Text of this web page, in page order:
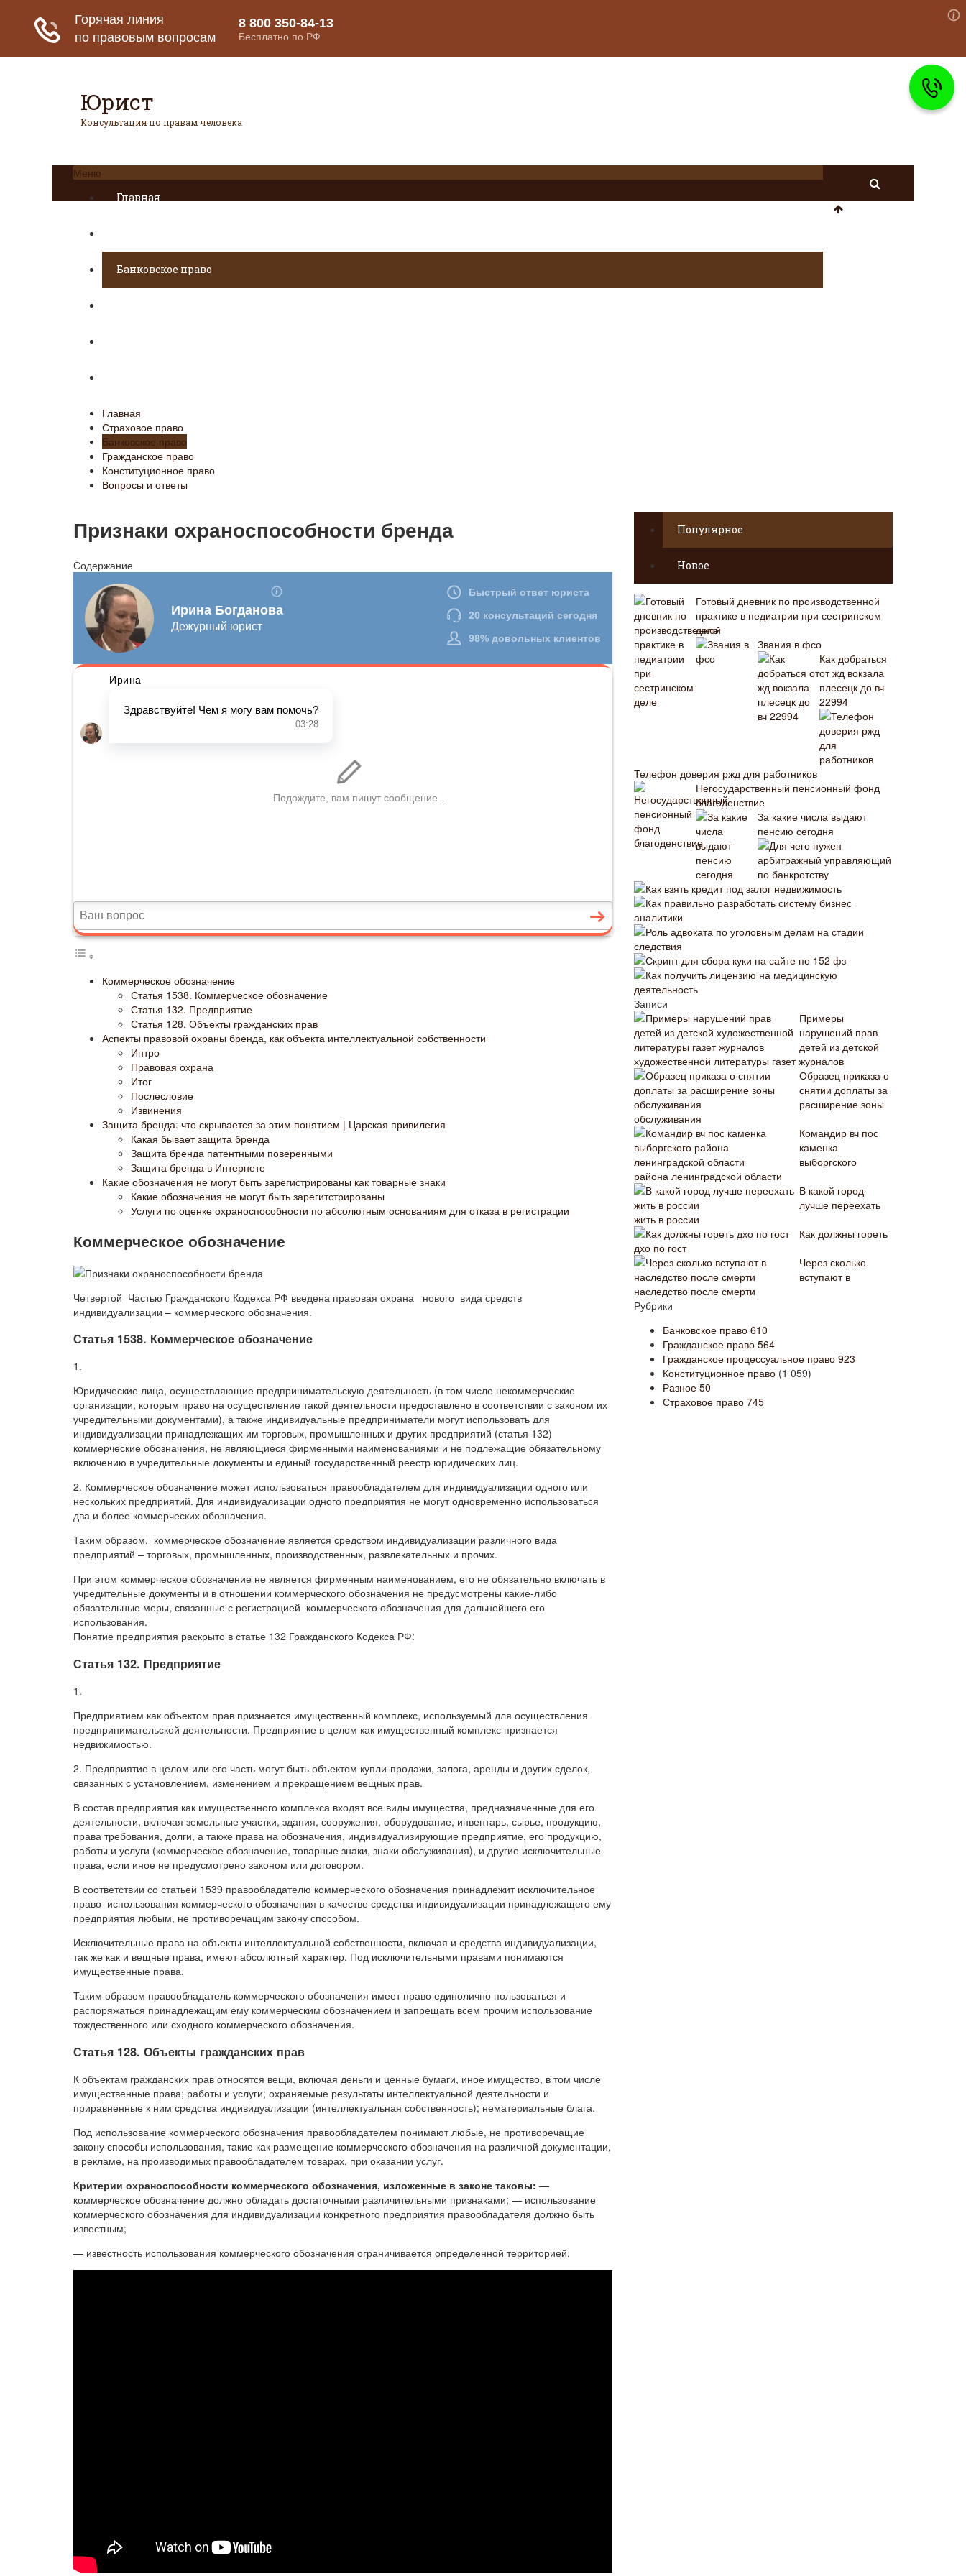
Юрист
Консультация по правам человека
Меню
Главная
Банковское право
Главная
Страховое право
Банковское право
Гражданское право
Конституционное право
Вопросы и ответы
Признаки охраноспособности бренда
Содержание
Коммерческое обозначение
Статья 1538. Коммерческое обозначение
Статья 132. Предприятие
Статья 128. Объекты гражданских прав
Аспекты правовой охраны бренда, как объекта интеллектуальной собственности
Интро
Правовая охрана
Итог
Послесловие
Извинения
Защита бренда: что скрывается за этим понятием | Царская привилегия
Какая бывает защита бренда
Защита бренда патентными поверенными
Защита бренда в Интернете
Какие обозначения не могут быть зарегистрированы как товарные знаки
Какие обозначения не могут быть зарегитстрированы
Услуги по оценке охраноспособности по абсолютным основаниям для отказа в регистрации
Коммерческое обозначение
Четвертой Частью Гражданского Кодекса РФ введена правовая охрана нового вида средств
индивидуализации – коммерческого обозначения.
Статья 1538. Коммерческое обозначение
1.
Юридические лица, осуществляющие предпринимательскую деятельность (в том числе некоммерческие
организации, которым право на осуществление такой деятельности предоставлено в соответствии с законом их
учредительными документами), а также индивидуальные предприниматели могут использовать для
индивидуализации принадлежащих им торговых, промышленных и других предприятий (статья 132)
коммерческие обозначения, не являющиеся фирменными наименованиями и не подлежащие обязательному
включению в учредительные документы и единый государственный реестр юридических лиц.
2. Коммерческое обозначение может использоваться правообладателем для индивидуализации одного или
нескольких предприятий. Для индивидуализации одного предприятия не могут одновременно использоваться
два и более коммерческих обозначения.
Таким образом, коммерческое обозначение является средством индивидуализации различного вида
предприятий – торговых, промышленных, производственных, развлекательных и прочих.
При этом коммерческое обозначение не является фирменным наименованием, его не обязательно включать в
учредительные документы и в отношении коммерческого обозначения не предусмотрены какие-либо
обязательные меры, связанные с регистрацией коммерческого обозначения для дальнейшего его
использования.
Понятие предприятия раскрыто в статье 132 Гражданского Кодекса РФ:
Статья 132. Предприятие
1.
Предприятием как объектом прав признается имущественный комплекс, используемый для осуществления
предпринимательской деятельности. Предприятие в целом как имущественный комплекс признается
недвижимостью.
2. Предприятие в целом или его часть могут быть объектом купли-продажи, залога, аренды и других сделок,
связанных с установлением, изменением и прекращением вещных прав.
В состав предприятия как имущественного комплекса входят все виды имущества, предназначенные для его
деятельности, включая земельные участки, здания, сооружения, оборудование, инвентарь, сырье, продукцию,
права требования, долги, а также права на обозначения, индивидуализирующие предприятие, его продукцию,
работы и услуги (коммерческое обозначение, товарные знаки, знаки обслуживания), и другие исключительные
права, если иное не предусмотрено законом или договором.
В соответствии со статьей 1539 правообладателю коммерческого обозначения принадлежит исключительное
право использования коммерческого обозначения в качестве средства индивидуализации принадлежащего ему
предприятия любым, не противоречащим закону способом.
Исключительные права на объекты интеллектуальной собственности, включая и средства индивидуализации,
так же как и вещные права, имеют абсолютный характер. Под исключительными правами понимаются
имущественные права.
Таким образом правообладатель коммерческого обозначения имеет право единолично пользоваться и
распоряжаться принадлежащим ему коммерческим обозначением и запрещать всем прочим использование
тождественного или сходного коммерческого обозначения.
Статья 128. Объекты гражданских прав
К объектам гражданских прав относятся вещи, включая деньги и ценные бумаги, иное имущество, в том числе
имущественные права; работы и услуги; охраняемые результаты интеллектуальной деятельности и
приравненные к ним средства индивидуализации (интеллектуальная собственность); нематериальные блага.
Под использование коммерческого обозначения правообладателем понимают любые, не противоречащие
закону способы использования, такие как размещение коммерческого обозначения на различной документации,
в рекламе, на производимых правообладателем товарах, при оказании услуг.
Критерии охраноспособности коммерческого обозначения, изложенные в законе таковы: —
коммерческое обозначение должно обладать достаточными различительными признаками; — использование
коммерческого обозначения для индивидуализации конкретного предприятия правообладателя должно быть
известным;
— известность использования коммерческого обозначения ограничивается определенной территорией.
Популярное
Новое
Готовый дневник по производственной
практике в педиатрии при сестринском
деле
Звания в фсо
Как добраться
от жд вокзала
плесецк до вч
22994
Телефон доверия ржд для работников
Негосударственный пенсионный фонд
благоденствие
За какие числа выдают
пенсию сегодня
Для чего нужен
арбитражный управляющий
по банкротству
Как взять кредит под залог недвижимость
Как правильно разработать систему бизнес
аналитики
Роль адвоката по уголовным делам на стадии
следствия
Скрипт для сбора куки на сайте по 152 фз
Как получить лицензию на медицинскую
деятельность
Записи
Примеры
нарушений прав
детей из детской
художественной литературы газет журналов
Образец приказа о
снятии доплаты за
расширение зоны
обслуживания
Командир вч пос
каменка
выборгского
района ленинградской области
В какой город
лучше переехать
жить в россии
Как должны гореть
дхо по гост
Через сколько
вступают в
наследство после смерти
Рубрики
Банковское право 610
Гражданское право 564
Гражданское процессуальное право 923
Конституционное право (1 059)
Разное 50
Страховое право 745